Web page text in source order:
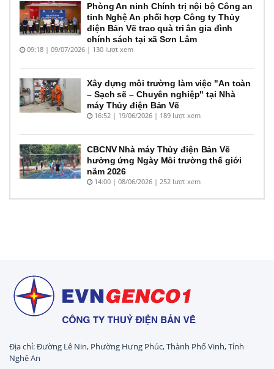
Phòng An ninh Chính trị nội bộ Công an
tỉnh Nghệ An phối hợp Công ty Thủy
điện Bản Vẽ trao quà tri ân gia đình
chính sách tại xã Sơn Lâm
09:18 | 09/07/2026 | 130 lượt xem
Xây dựng môi trường làm việc "An toàn
– Sạch sẽ – Chuyên nghiệp" tại Nhà
máy Thủy điện Bản Vẽ
16:52 | 19/06/2026 | 189 lượt xem
CBCNV Nhà máy Thủy điện Bản Vẽ
hưởng ứng Ngày Môi trường thế giới
năm 2026
14:00 | 08/06/2026 | 252 lượt xem
Địa chỉ: Đường Lê Nin, Phường Hưng Phúc, Thành Phố Vinh, Tỉnh
Nghệ An